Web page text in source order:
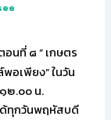
นที่ ๘ ” เกษตร
อเพียง” ในวัน
๒.๐๐ น.
ทุกวันพฤหัสบดี